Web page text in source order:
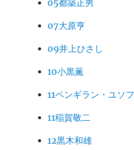
05都築正男
07大原亨
09井上ひさし
10小黒薫
11ペンギラン・ユソフ
11稲賀敬二
12黒木和雄